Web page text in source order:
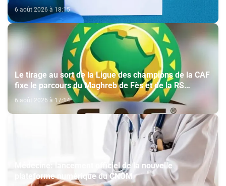
6 août 2026 à 18:15
Le tirage au sort de la Ligue des champions de la CAF
fixe le parcours du Maghreb de Fès et de la RS
Berkane
6 août 2026 à 17:14
Médecine: lancement officiel de la nouvelle
plateforme numérique du CNOM